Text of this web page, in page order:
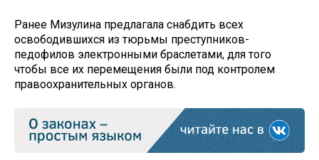
Ранее Мизулина предлагала снабдить всех
освободившихся из тюрьмы преступников-
педофилов электронными браслетами, для того
чтобы все их перемещения были под контролем
правоохранительных органов.